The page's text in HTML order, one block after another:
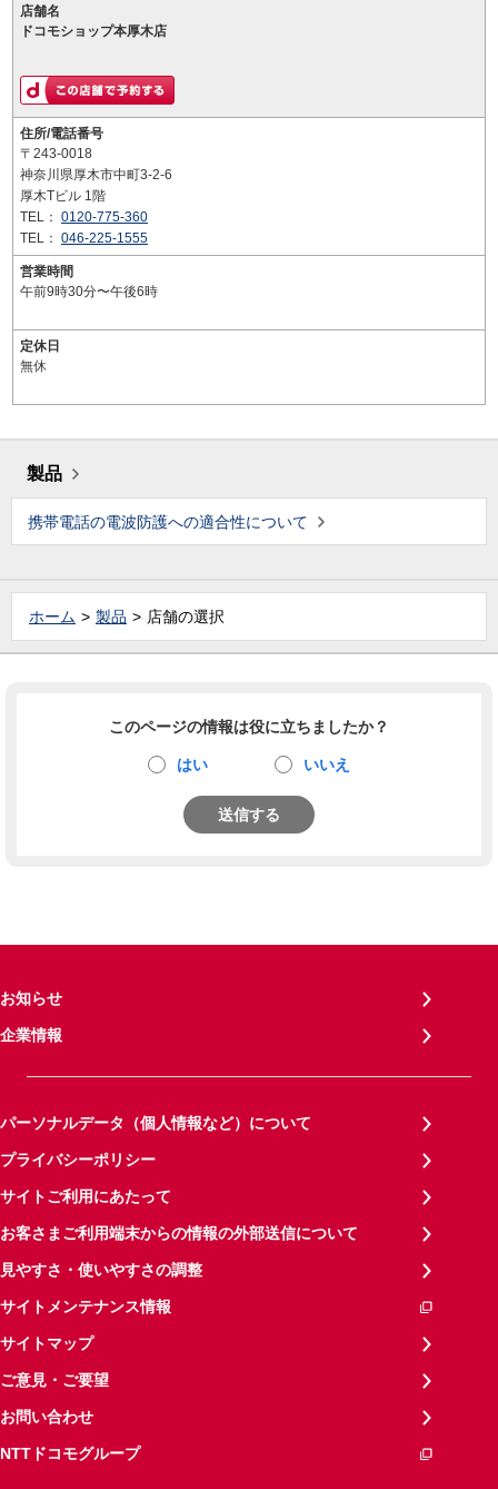
店舗名
ドコモショップ本厚木店
住所/電話番号
〒243-0018
神奈川県厚木市中町3-2-6
厚木Tビル 1階
TEL： 0120-775-360
TEL： 046-225-1555
営業時間
午前9時30分〜午後6時
定休日
無休
製品
携帯電話の電波防護への適合性について
ホーム 製品 店舗の選択
このページの情報は役に立ちましたか？
はい いいえ
送信する
お知らせ
企業情報
パーソナルデータ（個人情報など）について
プライバシーポリシー
サイトご利用にあたって
お客さまご利用端末からの情報の外部送信について
見やすさ・使いやすさの調整
サイトメンテナンス情報
サイトマップ
ご意見・ご要望
お問い合わせ
NTTドコモグループ